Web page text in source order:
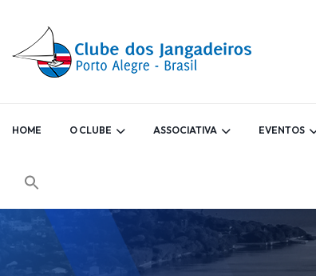
HOME O CLUBE ASSOCIATIVA EVENTOS